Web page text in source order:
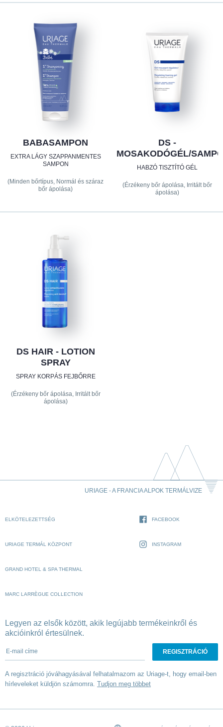
BABASAMPON
EXTRA LÁGY SZAPPANMENTES
SAMPON
(Minden bőrtípus, Normál és száraz
bőr ápolása)
DS -
MOSAKODÓGÉL/
HABZÓ TISZTÍTÓ GÉL
(Érzékeny bőr ápolása, Irritált bőr
ápolása)
DS HAIR - LOTION
SPRAY
SPRAY KORPÁS FEJBŐRRE
(Érzékeny bőr ápolása, Irritált bőr
ápolása)
URIAGE - A FRANCIA ALPOK TERMÁLVIZE
ELKÖTELEZETTSÉG
URIAGE TERMÁL KÖZPONT
GRAND HOTEL & SPA THERMAL
MARC LARRÈGUE COLLECTION
FACEBOOK
INSTAGRAM
Legyen az elsők között, akik legújabb termékeinkről és
akcióinkról értesülnek.
E-mail címe
A regisztráció jóváhagyásával felhatalmazom az Uriage-t, hogy email-ben
hírleveleket küldjön számomra. Tudjon meg többet